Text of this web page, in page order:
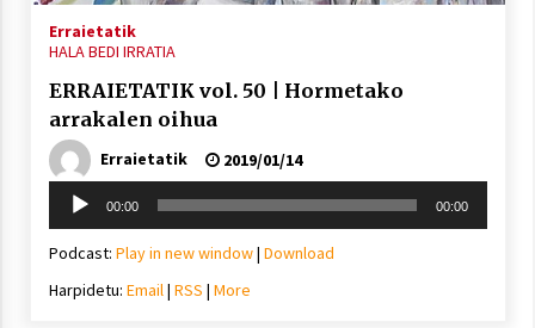
Erraietatik
HALA BEDI IRRATIA
ERRAIETATIK vol. 50 | Hormetako
arrakalen oihua
Erraietatik
2019/01/14
Soinu
erreproduzigailua
00:00 00:00
Podcast: Play in new window| Download
Harpidetu: Email| RSS | More